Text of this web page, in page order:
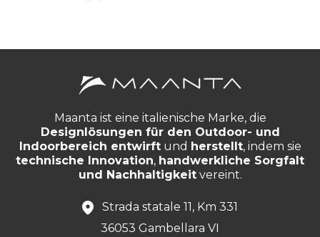
Maanta ist eine italienische Marke, die
Designlösungen für den Outdoor- und
Indoorbereich entwirftund herstellt, indem sie
technische Innovation, handwerkliche Sorgfalt
und Nachhaltigkeitvereint.
Strada statale 11, Km 331
36053 Gambellara VI